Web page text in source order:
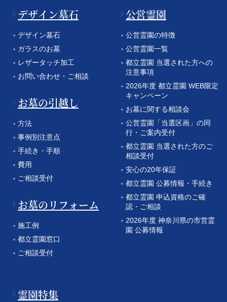
デザイン墓石
デザイン墓石
ガラスのお墓
レザータッチ加工
お問い合わせ・ご相談
お墓の引越し
方法
事例別注意点
手続き・手順
費用
ご相談受付
お墓のリフォーム
施工例
都立霊園窓口
ご相談受付
公営霊園
公営霊園の特徴
公営霊園一覧
都立霊園 当選された方への
注意事項
2026年度 都立霊園 WEB限定
キャンペーン
お墓に関する相談会
公営霊園「当選区画」の同
行・ご案内受付
都立霊園 当選された方のご
相談受付
安心の20年保証
都立霊園 公募情報・手続き
都立霊園 申込資格のご確
認・ご相談
2026年度 神奈川県の市営霊
園 公募情報
霊園特集